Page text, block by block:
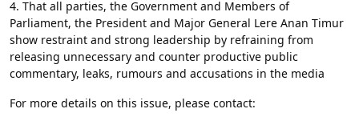
4. That all parties, the Government and Members of
Parliament, the President and Major General Lere Anan Timur
show restraint and strong leadership by refraining from
releasing unnecessary and counter productive public
commentary, leaks, rumours and accusations in the media
For more details on this issue, please contact: